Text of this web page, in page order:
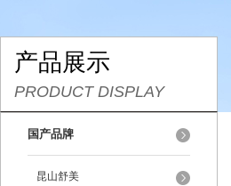
产品展示
PRODUCT DISPLAY
国产品牌
昆山舒美